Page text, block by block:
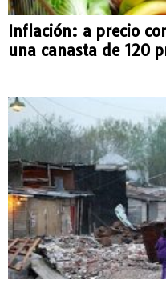
Inflación: a precio
una canasta de 120